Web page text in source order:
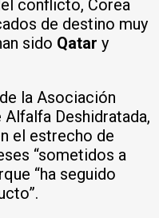
conflicto, Corea
de destino muy
sido Qatar y
la Asociación
Deshidratada,
el estrecho de
“sometidos a
“ha seguido